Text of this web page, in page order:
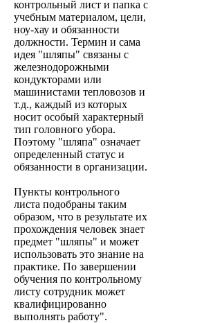
контрольный лист и папка с
учебным материалом, цели,
ноу-хау и обязанности
должности. Термин и сама
идея "шляпы" связаны с
железнодорожными
кондукторами или
машинистами тепловозов и
т.д., каждый из которых
носит особый характерный
тип головного убора.
Поэтому "шляпа" означает
определенный статус и
обязанности в организации.
Пункты контрольного
листа подобраны таким
образом, что в результате их
прохождения человек знает
предмет "шляпы" и может
использовать это знание на
практике. По завершении
обучения по контрольному
листу сотрудник может
квалифицированно
выполнять работу".